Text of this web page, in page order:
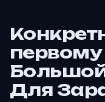
первому
Для